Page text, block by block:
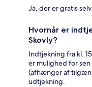
Ja, der er gratis
Hvornår er
Skovly?
Indtjekning fra kl.
er mulighed for
(afhænger af
udtjekning.